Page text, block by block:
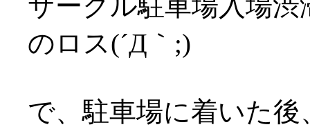
のロス(´Д｀;)
で、駐車場に着いた